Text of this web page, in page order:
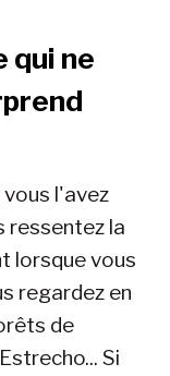
qui ne
l'avez
ressentez la
lorsque vous
regardez en
de
Si